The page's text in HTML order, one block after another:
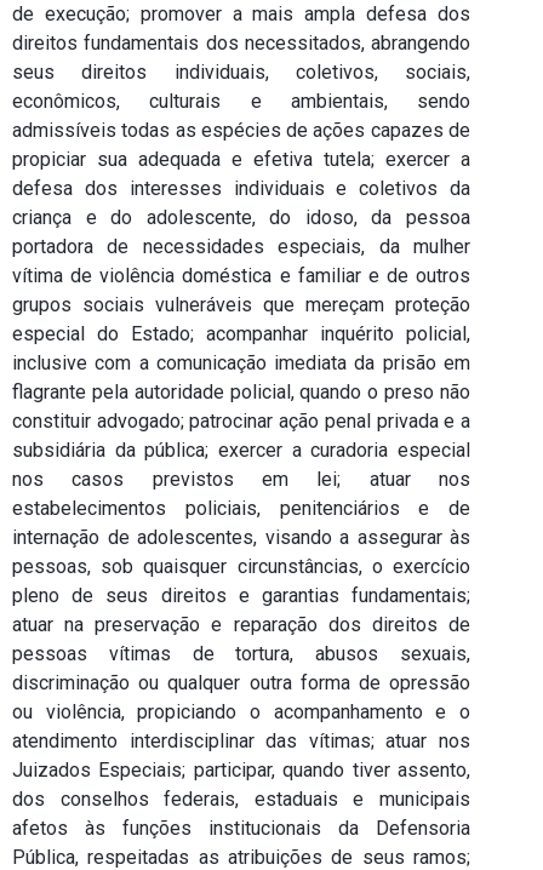
de execução; promover a mais ampla defesa dos
direitos fundamentais dos necessitados, abrangendo
seus direitos individuais, coletivos, sociais,
econômicos, culturais e ambientais, sendo
admissíveis todas as espécies de ações capazes de
propiciar sua adequada e efetiva tutela; exercer a
defesa dos interesses individuais e coletivos da
criança e do adolescente, do idoso, da pessoa
portadora de necessidades especiais, da mulher
vítima de violência doméstica e familiar e de outros
grupos sociais vulneráveis que mereçam proteção
especial do Estado; acompanhar inquérito policial,
inclusive com a comunicação imediata da prisão em
flagrante pela autoridade policial, quando o preso não
constituir advogado; patrocinar ação penal privada e a
subsidiária da pública; exercer a curadoria especial
nos casos previstos em lei; atuar nos
estabelecimentos policiais, penitenciários e de
internação de adolescentes, visando a assegurar às
pessoas, sob quaisquer circunstâncias, o exercício
pleno de seus direitos e garantias fundamentais;
atuar na preservação e reparação dos direitos de
pessoas vítimas de tortura, abusos sexuais,
discriminação ou qualquer outra forma de opressão
ou violência, propiciando o acompanhamento e o
atendimento interdisciplinar das vítimas; atuar nos
Juizados Especiais; participar, quando tiver assento,
dos conselhos federais, estaduais e municipais
afetos às funções institucionais da Defensoria
Pública, respeitadas as atribuições de seus ramos;